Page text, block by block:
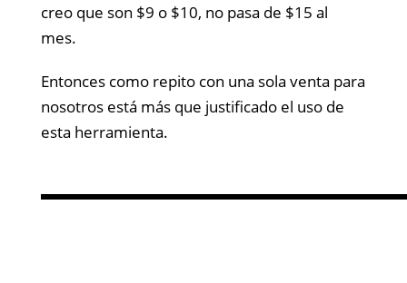
creo que son $9 o $10, no pasa de $15 al
mes.
Entonces como repito con una sola venta para
nosotros está más que justificado el uso de
esta herramienta.